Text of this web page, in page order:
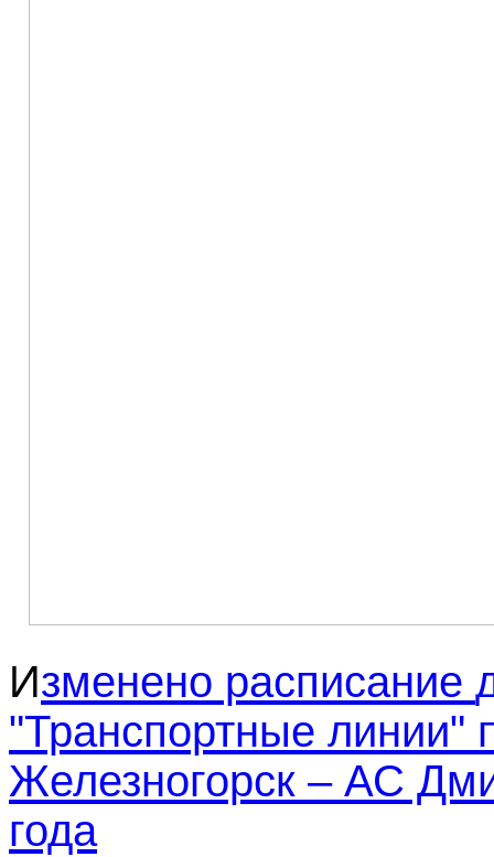
Изменено расписание
"Транспортные
Железногорск – АС
года